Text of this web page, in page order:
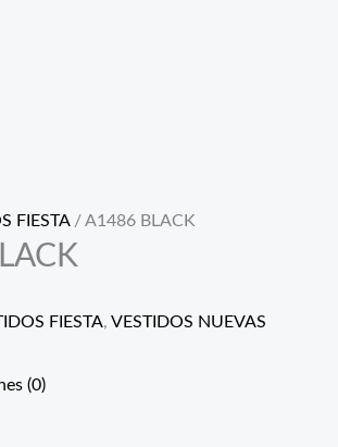
FIESTA/ A1486 BLACK
FIESTA, VESTIDOS NUEVAS
(0)